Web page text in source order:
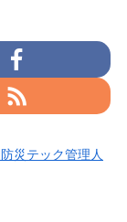
災テック管理人